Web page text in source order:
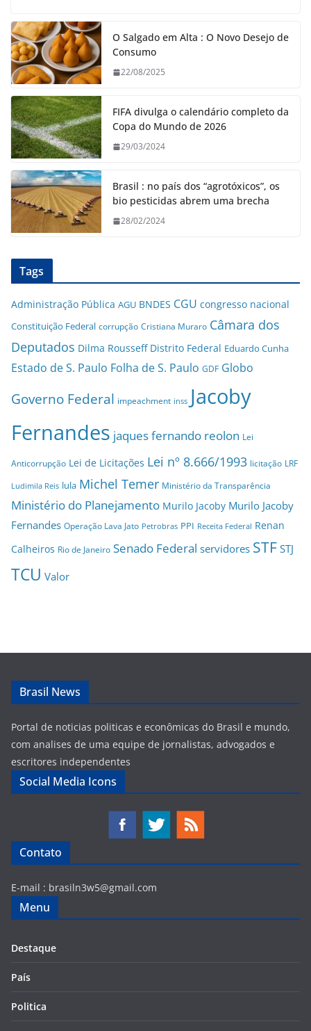
O Salgado em Alta : O Novo Desejo de
Consumo
22/08/2025
FIFA divulga o calendário completo da
Copa do Mundo de 2026
29/03/2024
Brasil : no país dos “agrotóxicos”, os
bio pesticidas abrem uma brecha
28/02/2024
Tags
Administração Pública AGU BNDES CGU congresso nacional
Constituição Federal corrupção Cristiana Muraro Câmara dos
Deputados Dilma Rousseff Distrito Federal Eduardo Cunha
Estado de S. Paulo Folha de S. Paulo GDF Globo
Governo Federal impeachment inss Jacoby
Fernandes jaques fernando reolon Lei
Anticorrupção Lei de Licitações Lei nº 8.666/1993 licitação LRF
Ludimila Reis lula Michel Temer Ministério da Transparência
Ministério do Planejamento Murilo Jacoby Murilo Jacoby
Fernandes Operação Lava Jato Petrobras PPI Receita Federal Renan
Calheiros Rio de Janeiro Senado Federal servidores STF STJ
TCU Valor
Brasil News
Portal de noticias politicas e econômicas do Brasil e mundo,
com analises de uma equipe de jornalistas, advogados e
escritores independentes
Social Media Icons
Contato
E-mail : brasiln3w5@gmail.com
Menu
Destaque
País
Politica